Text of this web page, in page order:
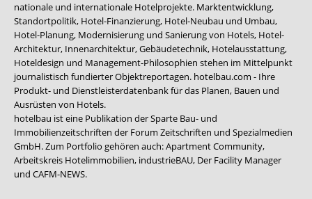
nationale und internationale Hotelprojekte. Marktentwicklung,
Standortpolitik, Hotel-Finanzierung, Hotel-Neubau und Umbau,
Hotel-Planung, Modernisierung und Sanierung von Hotels, Hotel-
Architektur, Innenarchitektur, Gebäudetechnik, Hotelausstattung,
Hoteldesign und Management-Philosophien stehen im Mittelpunkt
journalistisch fundierter Objektreportagen. hotelbau.com - Ihre
Produkt- und Dienstleisterdatenbank für das Planen, Bauen und
Ausrüsten von Hotels.
hotelbau ist eine Publikation der Sparte Bau- und
Immobilienzeitschriften der Forum Zeitschriften und Spezialmedien
GmbH. Zum Portfolio gehören auch:Apartment Community,
Arbeitskreis Hotelimmobilien, industrieBAU, Der Facility Manager
und CAFM-NEWS.